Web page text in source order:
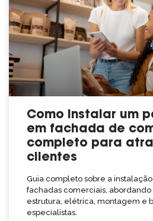
Como instalar um
em fachada de
completo para
clientes
Guia completo sobre a
fachadas comerciais, abordando
estrutura, elétrica, montagem e
especialistas.